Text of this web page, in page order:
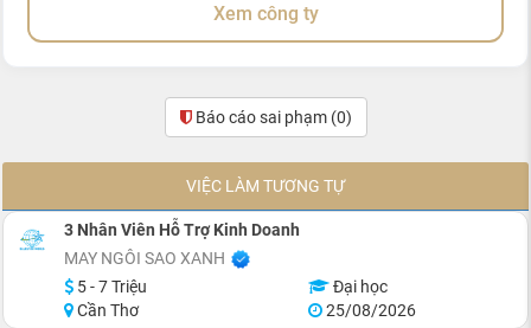
Xem công ty
Báo cáo sai phạm (0)
VIỆC LÀM TƯƠNG TỰ
3 Nhân Viên Hỗ Trợ Kinh Doanh
MAY NGÔI SAO XANH
5 - 7 Triệu
Đại học
Cần Thơ
25/08/2026